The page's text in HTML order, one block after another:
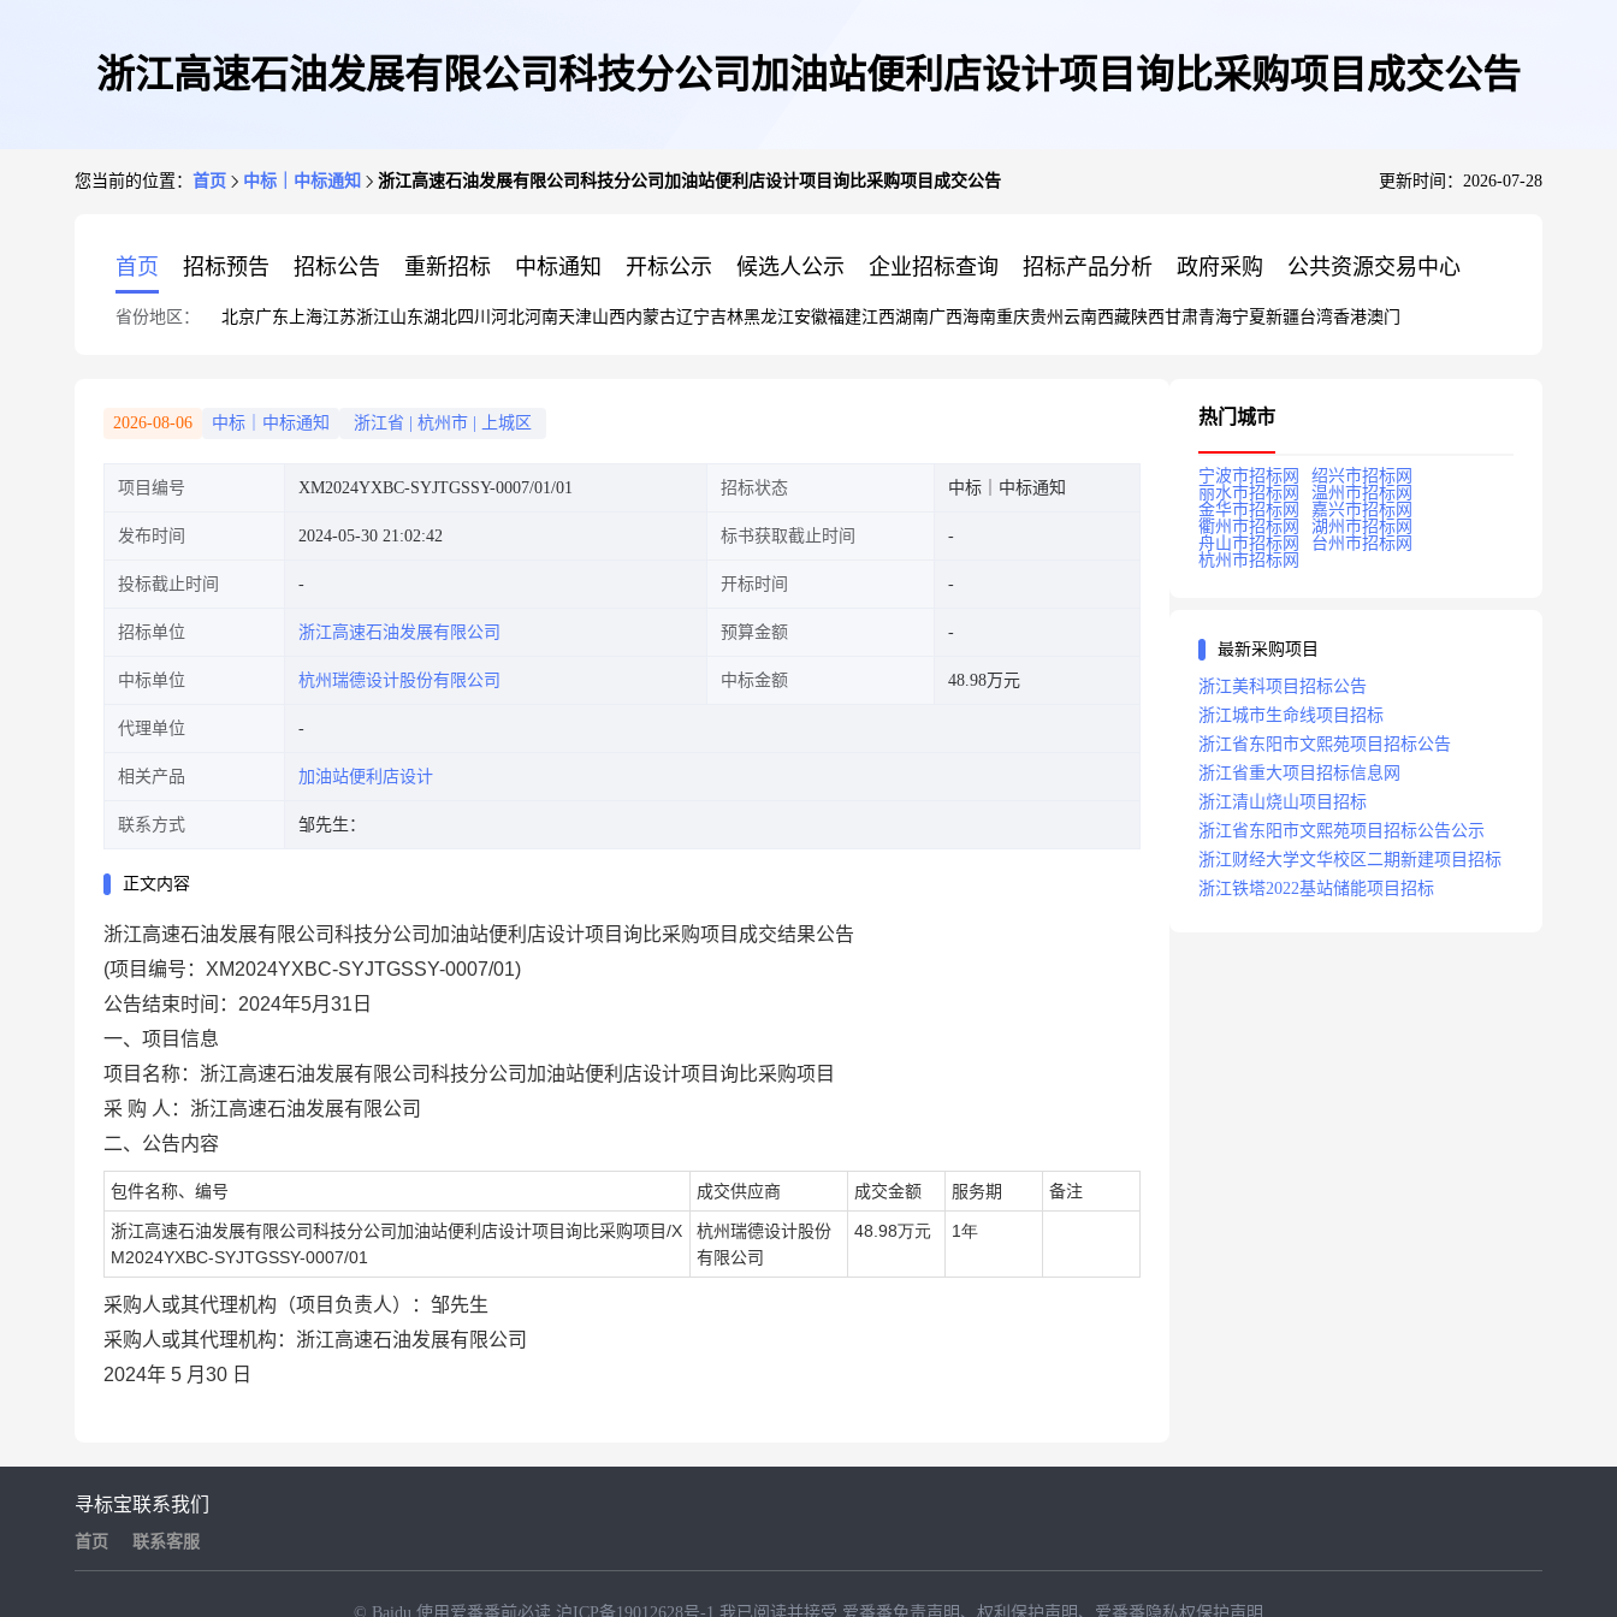
浙江高速石油发展有限公司科技分公司加油站便利店设计项目询比采购项目成交公告
您当前的位置： 首页 中标｜中标通知 浙江高速石油发展有限公司科技分公司加油站便利店设计项目询比采购项目成交公告 更新时间：2026-07-28
首页 招标预告 招标公告 重新招标 中标通知 开标公示 候选人公示 企业招标查询 招标产品分析 政府采购 公共资源交易中心
省份地区： 北京广东 上海江苏浙江山东湖北四川 河北河南天津山西内蒙古辽宁吉林黑龙江安徽福建江西湖南广西海南重庆贵州 云南西藏陕西甘肃青海宁夏新疆台湾香港澳门
2026-08-06 中标｜中标通知 浙江省 杭州市 上城区
项目编号 XM2024YXBC-SYJTGSSY-0007/01/01 招标状态 中标｜中标通知
发布时间 2024-05-30 21:02:42 标书获取截止时间
投标截止时间 开标时间
招标单位 浙江高速石油发展有限公司 预算金额
中标单位 杭州瑞德设计股份有限公司 中标金额 48.98万元
代理单位
相关产品 加油站便利店设计
联系方式 邹先生：
正文内容
浙江高速石油发展有限公司科技分公司加油站便利店设计项目询比采购项目成交结果公告
(项目编号： XM2024YXBC-SYJTGSSY-0007/01)
公告结束时间： 2024年5月31日
一、项目信息
项目名称：浙江高速石油发展有限公司科技分公司加油站便利店设计项目询比采购项目
采 购 人： 浙江高速石油发展有限公司
二、公告内容
包件名称、编号 成交供应商 成交金额 服务期 备注
浙江高速石油发展有限公司科技分公司加油站便利店设计项目询比采购项目/X
M2024YXBC-SYJTGSSY-0007/01
杭州瑞德设计股份
有限公司
48.98万元 1年
采购人或其代理机构（项目负责人）：邹先生
采购人或其代理机构： 浙江高速石油发展有限公司
2024年 5 月30 日
热门城市
宁波市招标网
绍兴市招标网
丽水市招标网
温州市招标网
金华市招标网
嘉兴市招标网
衢州市招标网
湖州市招标网
舟山市招标网
台州市招标网
杭州市招标网
最新采购项目
浙江美科项目招标公告
浙江城市生命线项目招标
浙江省东阳市文熙苑项目招标公告
浙江省重大项目招标信息网
浙江清山烧山项目招标
浙江省东阳市文熙苑项目招标公告公示
浙江财经大学文华校区二期新建项目招标
浙江铁塔2022基站储能项目招标
寻标宝
首页
联系我们
联系客服
© Baidu 使用爱番番前必读 沪ICP备19012628号-1 我已阅读并接受 爱番番免责声明 、 权利保护声明 、 爱番番隐私权保护声明